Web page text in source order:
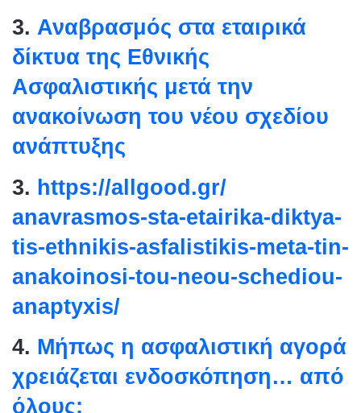
3. Αναβρασμός στα εταιρικά
δίκτυα της Εθνικής
Ασφαλιστικής μετά την
ανακοίνωση του νέου σχεδίου
ανάπτυξης
3. https://allgood.gr/
anavrasmos-sta-etairika-diktya-
tis-ethnikis-asfalistikis-meta-tin-
anakoinosi-tou-neou-schediou-
anaptyxis/
4. Μήπως η ασφαλιστική αγορά
χρειάζεται ενδοσκόπηση… από
όλους;